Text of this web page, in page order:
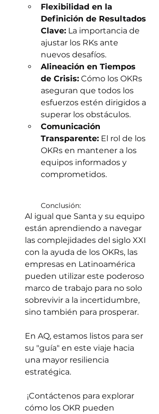
Flexibilidad en la
Definición de Resultados
Clave: La importancia de
ajustar los RKs ante
nuevos desafíos.
Alineación en Tiempos
de Crisis: Cómo los OKRs
aseguran que todos los
esfuerzos estén dirigidos a
superar los obstáculos.
Comunicación
Transparente: El rol de los
OKRs en mantener a los
equipos informados y
comprometidos.
Conclusión:
Al igual que Santa y su equipo
están aprendiendo a navegar
las complejidades del siglo XXI
con la ayuda de los OKRs, las
empresas en Latinoamérica
pueden utilizar este poderoso
marco de trabajo para no solo
sobrevivir a la incertidumbre,
sino también para prosperar.
En AQ, estamos listos para ser
su "guía" en este viaje hacia
una mayor resiliencia
estratégica.
cómo los OKR pueden